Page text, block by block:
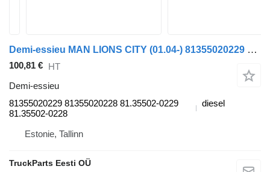
Demi-essieu MAN LIONS CITY (01.04-) 81355020229 pour bus MAN LIONS CITY (01.04-)
100,81 € HT
Demi-essieu
81355020229 81355020228 81.35502-0229
81.35502-0228
diesel
Estonie, Tallinn
TruckParts Eesti OÜ